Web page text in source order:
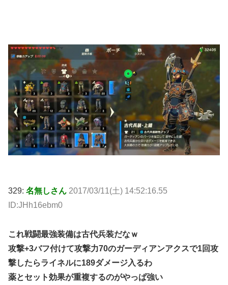
329: 名無しさん 2017/03/11(土) 14:52:16.55
ID:JHh16ebm0
これ戦闘最強装備は古代兵装だなｗ
攻撃+3バフ付けて攻撃力70のガーディアンアクスで1回攻
撃したらライネルに189ダメージ入るわ
薬とセット効果が重複するのがやっぱ強い